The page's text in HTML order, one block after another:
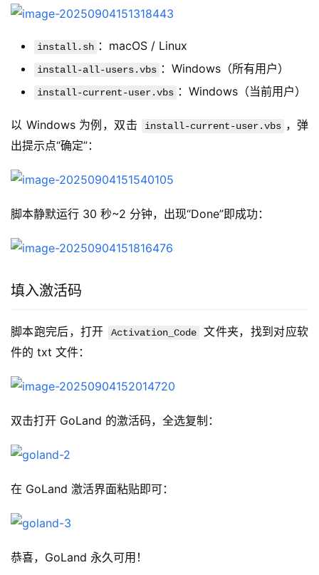
install.sh ：macOS / Linux
install-all-users.vbs ：Windows（所有用户）
install-current-user.vbs ：Windows（当前用户）
以 Windows 为例，双击 install-current-user.vbs ，弹
出提示点“确定”：
脚本静默运行 30 秒~2 分钟，出现“Done”即成功：
填入激活码
脚本跑完后，打开 Activation_Code
文件夹，找到对应软
件的 txt 文件：
双击打开 GoLand 的激活码，全选复制：
在 GoLand 激活界面粘贴即可：
恭喜，GoLand 永久可用！